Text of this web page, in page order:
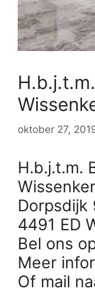
oktober 27,
H.b.j.t.m.
Dorpsdijk
4491 ED
Bel ons
Meer
Of mail